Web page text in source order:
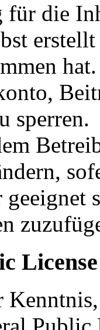
für die
sperren.
geeignet
License